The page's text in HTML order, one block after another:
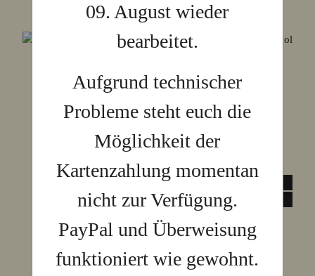
09. August wieder
bearbeitet.
Aufgrund technischer
Probleme steht euch die
Möglichkeit der
Kartenzahlung momentan
nicht zur Verfügung.
PayPal und Überweisung
funktioniert wie gewohnt.